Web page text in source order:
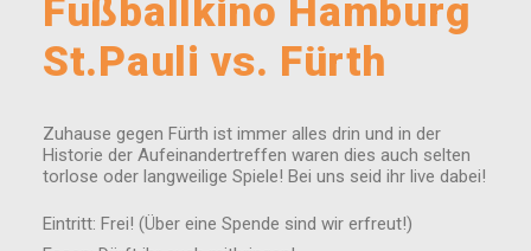
Fußballkino Hamburg
St.Pauli vs. Fürth
Zuhause gegen Fürth ist immer alles drin und in der
Historie der Aufeinandertreffen waren dies auch selten
torlose oder langweilige Spiele! Bei uns seid ihr live dabei!
Eintritt: Frei! (Über eine Spende sind wir erfreut!)